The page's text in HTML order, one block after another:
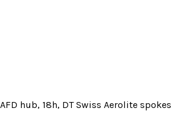
hub, 18h, DT Swiss Aerolite spokes